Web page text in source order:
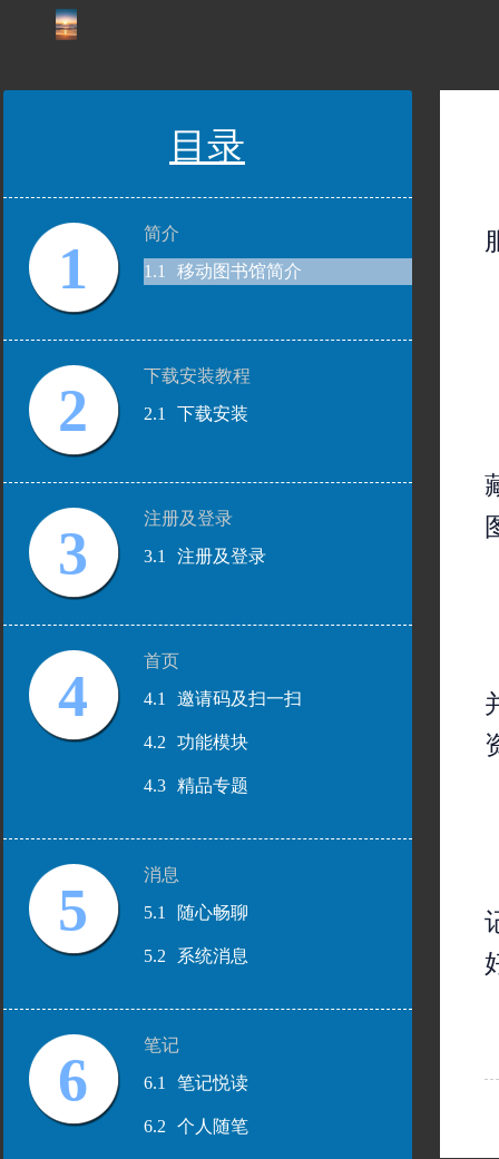
目录
1
简介
1.1
移动图书馆简介
2
下载安装教程
2.1
下载安装
3
注册及登录
3.1
注册及登录
4
首页
4.1
邀请码及扫一扫
4.2 功能模块
4.3 精品专题
5
消息
5.1
随心畅聊
5.2 系统消息
6
笔记
6.1
笔记悦读
6.2 个人随笔